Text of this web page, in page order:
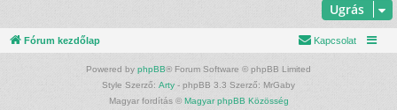
Ugrás
Fórum kezdőlap Kapcsolat
Powered by phpBB® Forum Software © phpBB Limited
Style Szerző: Arty - phpBB 3.3 Szerző: MrGaby
Magyar fordítás © Magyar phpBB Közösség